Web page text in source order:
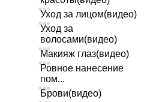
Уход за лицом(видео)
Уход за
волосами(видео)
Макияж глаз(видео)
Ровное нанесение
пом...
Брови(видео)